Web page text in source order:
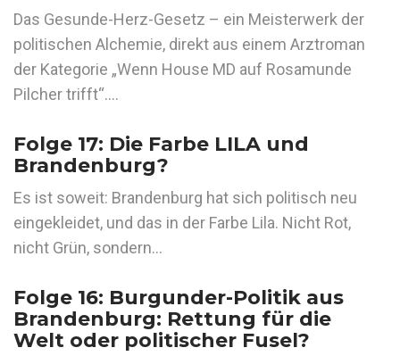
Das Gesunde-Herz-Gesetz – ein Meisterwerk der
politischen Alchemie, direkt aus einem Arztroman
der Kategorie „Wenn House MD auf Rosamunde
Pilcher trifft“….
Folge 17: Die Farbe LILA und
Brandenburg?
Es ist soweit: Brandenburg hat sich politisch neu
eingekleidet, und das in der Farbe Lila. Nicht Rot,
nicht Grün, sondern…
Folge 16: Burgunder-Politik aus
Brandenburg: Rettung für die
Welt oder politischer Fusel?